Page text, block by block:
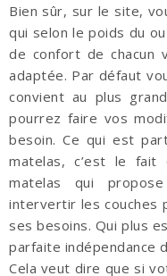
Bien sûr, sur le site,
qui selon le poids du
de confort de chacun
adaptée. Par défaut
convient au plus
pourrez faire vos
besoin. Ce qui est
matelas, c’est le fait
matelas qui
intervertir les couches
ses besoins. Qui plus
parfaite indépendance
Cela veut dire que si